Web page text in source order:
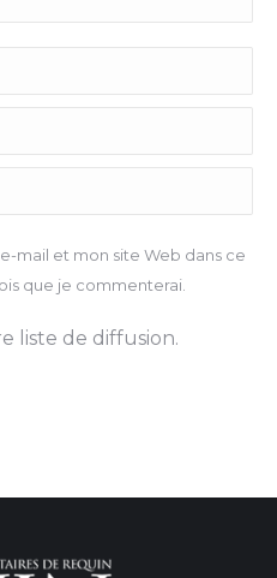
mail et mon site Web dans ce
que je commenterai.
liste de diffusion.